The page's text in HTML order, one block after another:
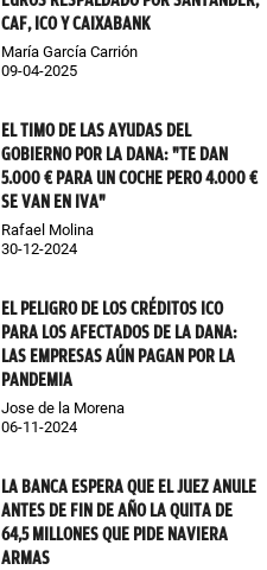
CAF, ICO Y CAIXABANK
María García Carrión
09-04-2025
EL TIMO DE LAS AYUDAS DEL
GOBIERNO POR LA DANA: "TE DAN
5.000 € PARA UN COCHE PERO 4.000 €
SE VAN EN IVA"
Rafael Molina
30-12-2024
EL PELIGRO DE LOS CRÉDITOS ICO
PARA LOS AFECTADOS DE LA DANA:
LAS EMPRESAS AÚN PAGAN POR LA
PANDEMIA
Jose de la Morena
06-11-2024
LA BANCA ESPERA QUE EL JUEZ ANULE
ANTES DE FIN DE AÑO LA QUITA DE
64,5 MILLONES QUE PIDE NAVIERA
ARMAS